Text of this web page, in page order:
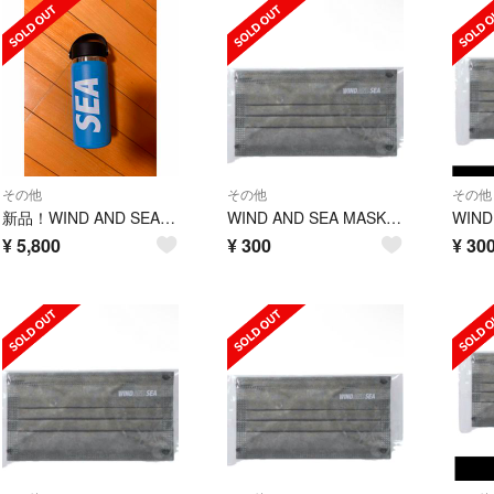
その他
新品！WIND AND SEA×ステンレスマグボトル
¥5,800
その他
WIND AND SEA MASK 1枚 ファッションマスク 木村拓哉
¥300
その他
¥